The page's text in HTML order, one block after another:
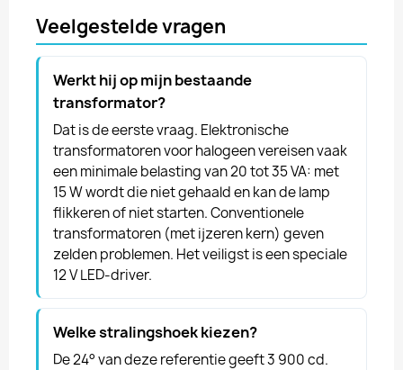
Veelgestelde vragen
Werkt hij op mijn bestaande
transformator?
Dat is de eerste vraag. Elektronische
transformatoren voor halogeen vereisen vaak
een minimale belasting van 20 tot 35 VA: met
15 W wordt die niet gehaald en kan de lamp
flikkeren of niet starten. Conventionele
transformatoren (met ijzeren kern) geven
zelden problemen. Het veiligst is een speciale
12 V LED-driver.
Welke stralingshoek kiezen?
De 24° van deze referentie geeft 3 900 cd.